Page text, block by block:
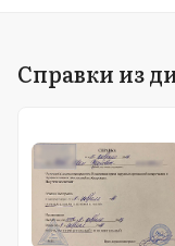
Справки из